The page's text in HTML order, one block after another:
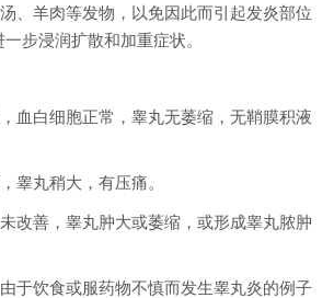
、羊肉等发物，以免因此而引起发炎部位
步浸润扩散和加重症状。
血白细胞正常，睾丸无萎缩，无鞘膜积液
睾丸稍大，有压痛。
改善，睾丸肿大或萎缩，或形成睾丸脓肿
于饮食或服药物不慎而发生睾丸炎的例子